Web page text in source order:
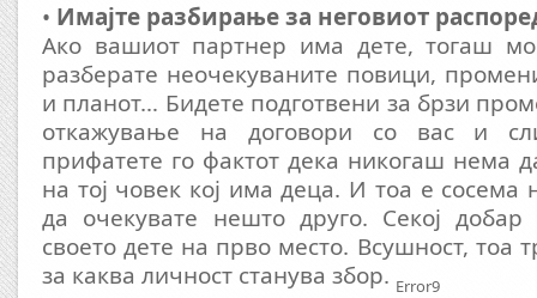
• Имајте разбирање за неговиот
Ако вашиот партнер има дете, тогаш
разберате неочекуваните повици,
и планот… Бидете подготвени за брзи
откажување на договори со вас и
прифатете го фактот дека никогаш нема
на тој човек кој има деца. И тоа е
да очекувате нешто друго. Секој добар
своето дете на прво место. Всушност, тоа
за каква личност станува збор. Error9